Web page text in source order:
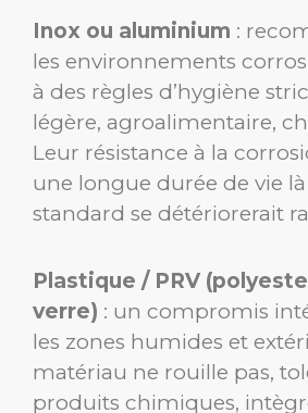
Inox ou aluminium :
les environnements
à des règles d’hygiène
légère, agroalimentaire,
Leur résistance à la
une longue durée de vie là
standard se détériorerait
Plastique / PRV
verre) : un compromis
les zones humides et
matériau ne rouille pas,
produits chimiques,